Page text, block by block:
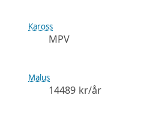
Kaross
MPV
Malus
14489 kr/år